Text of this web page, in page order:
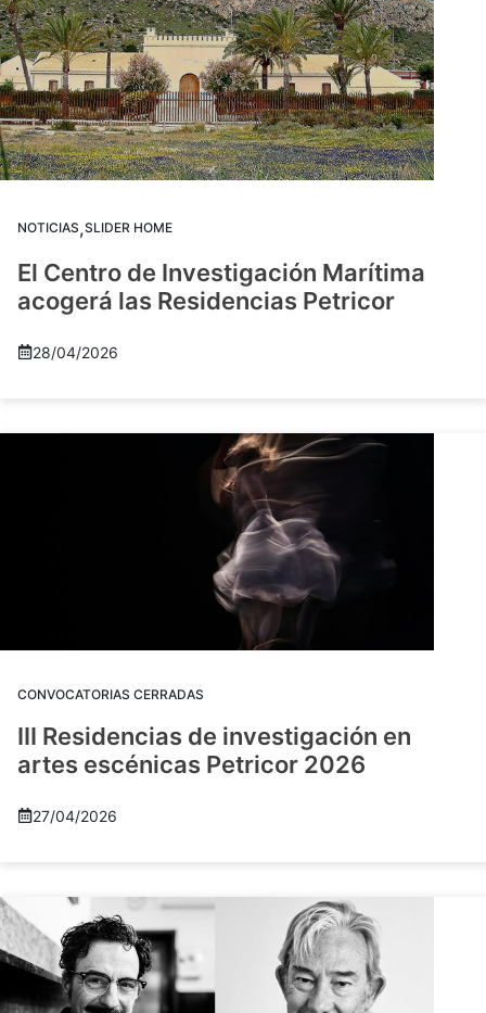
NOTICIAS,SLIDER HOME
El Centro de Investigación Marítima
acogerá las Residencias Petricor
28/04/2026
CONVOCATORIAS CERRADAS
III Residencias de investigación en
artes escénicas Petricor 2026
27/04/2026